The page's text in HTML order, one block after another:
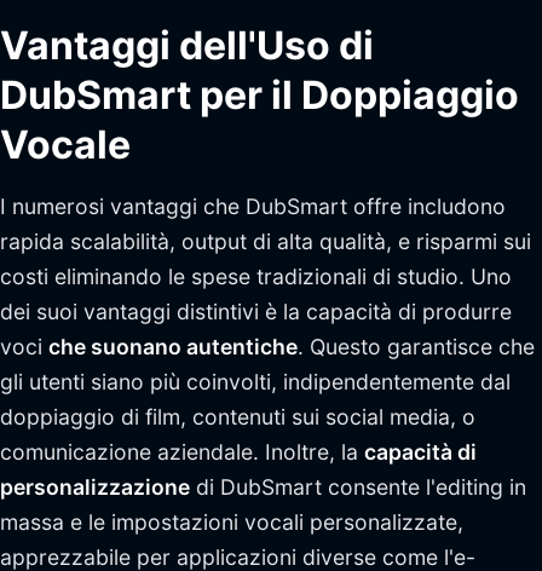
Vantaggi dell'Uso di
DubSmart per il Doppiaggio
Vocale
I numerosi vantaggi che DubSmart offre includono
rapida scalabilità, output di alta qualità, e risparmi sui
costi eliminando le spese tradizionali di studio. Uno
dei suoi vantaggi distintivi è la capacità di produrre
voci che suonano autentiche. Questo garantisce che
gli utenti siano più coinvolti, indipendentemente dal
doppiaggio di film, contenuti sui social media, o
comunicazione aziendale. Inoltre, la capacità di
personalizzazione di DubSmart consente l'editing in
massa e le impostazioni vocali personalizzate,
apprezzabile per applicazioni diverse come l'e-